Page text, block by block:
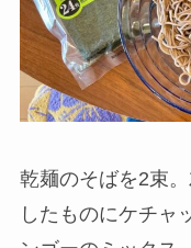
乾麺のそばを2束
したものにケチャ